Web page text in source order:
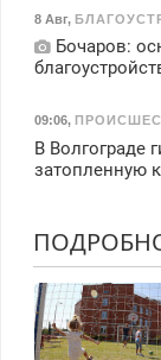
8 Авг,
Бочаров:
09:06,
В Волгограде
затопленную